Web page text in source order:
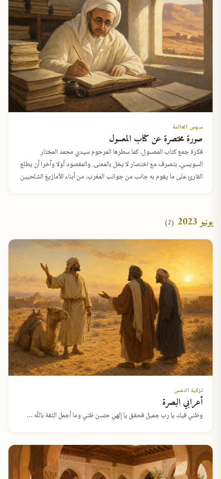
سوس العالمة
صورة مختصرة عن كتاب المعسول
فكرة جمع كتاب المعسول، كما سطرها المرحوم سيدي محمد المختار
السويسي، بتصرف مع اختصار لا يخل بالمعنى. والمقصود أولا وآخرا أن يطلع
القارئ على ما يقوم به جانب من جوانب المغرب، من أبناء الأمازيغ الشلحيين
يونيو 2023 (2)
تزكية النفس
أعرابي البصرة
وظني فيك يا رب جميل فحقق يا إلهي حـُسن ظني وما أجمل الثقة باللّه …